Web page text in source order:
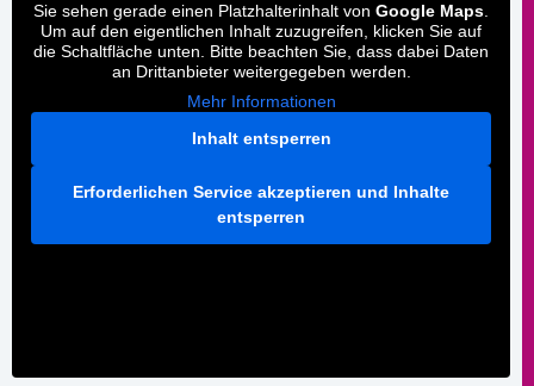
Sie sehen gerade einen Platzhalterinhalt von Google Maps
Um auf den eigentlichen Inhalt zuzugreifen, klicken Sie auf
die Schaltfläche unten. Bitte beachten Sie, dass dabei Daten
an Drittanbieter weitergegeben werden.
Mehr Informationen
Inhalt entsperren
Erforderlichen Service akzeptieren und Inhalte
entsperren